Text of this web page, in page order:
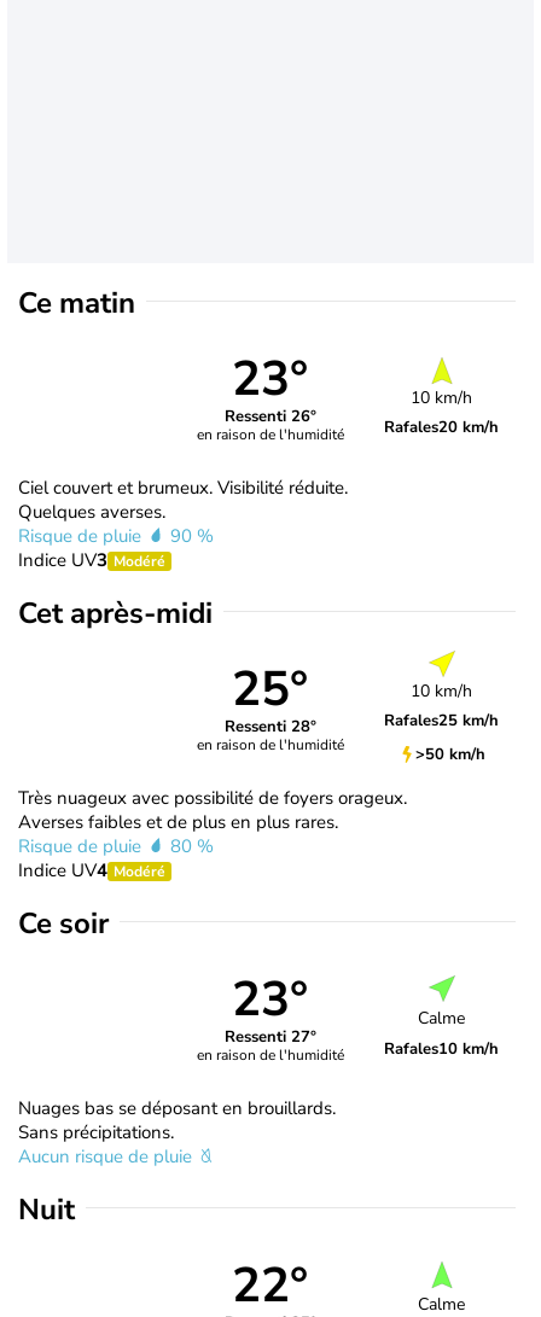
Ce matin
23°
Ressenti 26°
en raison de l'humidité
10 km/h
Rafales20 km/h
Ciel couvert et brumeux. Visibilité réduite.
Quelques averses.
Risque de pluie
90 %
Indice UV3 Modéré
Cet après-midi
25°
Ressenti 28°
en raison de l'humidité
10 km/h
Rafales25 km/h
>50 km/h
Très nuageux avec possibilité de foyers orageux.
Averses faibles et de plus en plus rares.
Risque de pluie
80 %
Indice UV4 Modéré
Ce soir
23°
Ressenti 27°
en raison de l'humidité
Calme
Rafales10 km/h
Nuages bas se déposant en brouillards.
Sans précipitations.
Aucun risque de pluie
Nuit
22° Calme